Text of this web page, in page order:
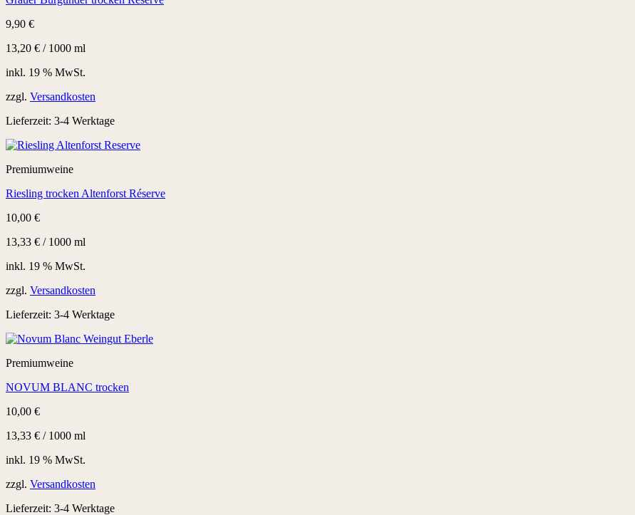
9,90 €
13,20 € / 1000 ml
inkl. 19 % MwSt.
zzgl. Versandkosten
Lieferzeit: 3-4 Werktage
Premiumweine
Riesling trocken Altenforst Réserve
10,00 €
13,33 € / 1000 ml
inkl. 19 % MwSt.
zzgl. Versandkosten
Lieferzeit: 3-4 Werktage
Premiumweine
NOVUM BLANC trocken
10,00 €
13,33 € / 1000 ml
inkl. 19 % MwSt.
zzgl. Versandkosten
Lieferzeit: 3-4 Werktage